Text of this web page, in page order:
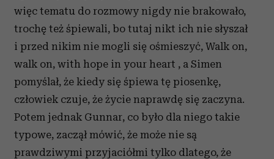
więc tematu do rozmowy nigdy nie brakowało,
trochę też śpiewali, bo tutaj nikt ich nie słyszał
i przed nikim nie mogli się ośmieszyć, Walk on,
walk on, with hope in your heart , a Simen
pomyślał, że kiedy się śpiewa tę piosenkę,
człowiek czuje, że życie naprawdę się zaczyna.
Potem jednak Gunnar, co było dla niego takie
typowe, zaczął mówić, że może nie są
prawdziwymi przyjaciółmi tylko dlatego, że